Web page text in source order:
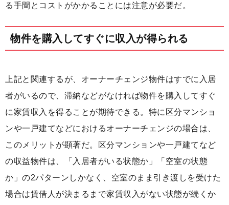
る手間とコストがかかることには注意が必要だ。
物件を購入してすぐに収入が得られる
上記と関連するが、オーナーチェンジ物件はすでに入居
者がいるので、滞納などがなければ物件を購入してすぐ
に家賃収入を得ることが期待できる。特に区分マンショ
ンや一戸建てなどにおけるオーナーチェンジの場合は、
このメリットが顕著だ。区分マンションや一戸建てなど
の収益物件は、「入居者がいる状態か」「空室の状態
か」の2パターンしかなく、空室のまま引き渡しを受けた
場合は賃借人が決まるまで家賃収入がない状態が続くか